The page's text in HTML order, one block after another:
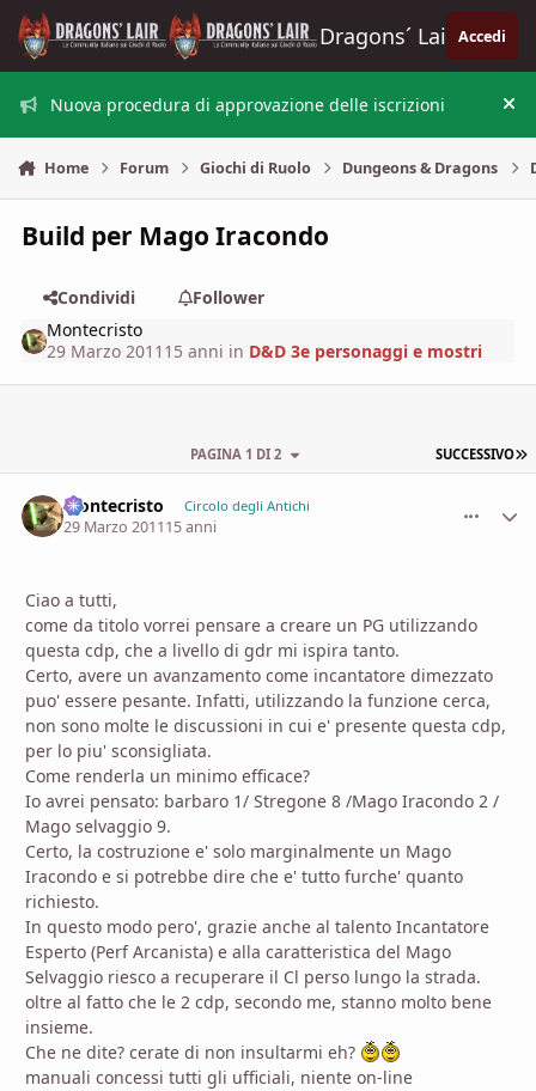
Vai al contenuto
Dragons´ Lair Accedi
Nuova procedura di approvazione delle iscrizioni
Home Forum Giochi di Ruolo Dungeons & Dragons
Build per Mago Iracondo
Condividi
Follower
Montecristo
29 Marzo 2011 15 anni in D&D 3e personaggi e mostri
SUCCESSIVO
PAGINA 1 DI 2
Montecristo Circolo degli Antichi
29 Marzo 201115 anni
Ciao a tutti,
come da titolo vorrei pensare a creare un PG utilizzando
questa cdp, che a livello di gdr mi ispira tanto.
Certo, avere un avanzamento come incantatore dimezzato
puo' essere pesante. Infatti, utilizzando la funzione cerca,
non sono molte le discussioni in cui e' presente questa cdp,
per lo piu' sconsigliata.
Come renderla un minimo efficace?
Io avrei pensato: barbaro 1/ Stregone 8 /Mago Iracondo 2 /
Mago selvaggio 9.
Certo, la costruzione e' solo marginalmente un Mago
Iracondo e si potrebbe dire che e' tutto furche' quanto
richiesto.
In questo modo pero', grazie anche al talento Incantatore
Esperto (Perf Arcanista) e alla caratteristica del Mago
Selvaggio riesco a recuperare il Cl perso lungo la strada.
oltre al fatto che le 2 cdp, secondo me, stanno molto bene
insieme.
Che ne dite? cerate di non insultarmi eh?
manuali concessi tutti gli ufficiali, niente on-line